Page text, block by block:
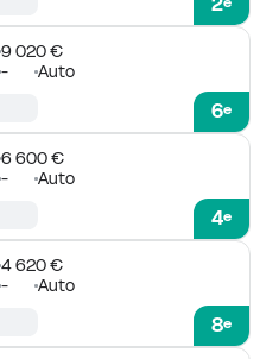
9 020 €
- Auto
6e
6 600 €
- Auto
4e
4 620 €
- Auto
8e